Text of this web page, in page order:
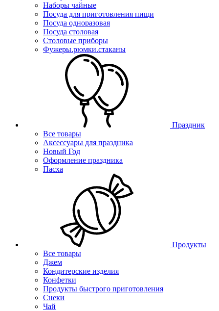
Наборы чайные
Посуда для приготовления пищи
Посуда одноразовая
Посуда столовая
Столовые приборы
Фужеры.рюмки.стаканы
Праздник
Все товары
Аксессуары для праздника
Новый Год
Оформление праздника
Пасха
Продукты
Все товары
Джем
Кондитерские изделия
Конфетки
Продукты быстрого приготовления
Снеки
Чай